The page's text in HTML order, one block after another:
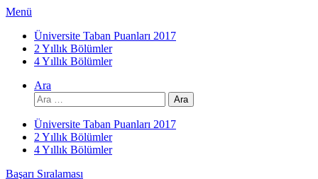
İçeriğe
Menü
Üniversite Taban Puanları 2017
2 Yıllık Bölümler
4 Yıllık Bölümler
Ara
Arama:
Üniversite Taban Puanları 2017
2 Yıllık Bölümler
4 Yıllık Bölümler
Başarı Sıralaması